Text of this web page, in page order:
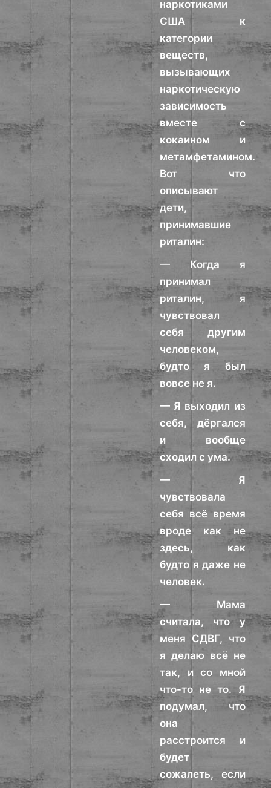
наркотиками
США к
категории
веществ,
вызывающих
наркотическую
зависимость
вместе с
кокаином и
метамфетамином.
Вот что
описывают
дети,
принимавшие
риталин:
— Когда я
принимал
риталин, я
чувствовал
себя другим
человеком,
будто я был
вовсе не я.
— Я выходил из
себя, дёргался
и вообще
сходил с ума.
— Я
чувствовала
себя всё время
вроде как не
здесь, как
будто я даже не
человек.
— Мама
считала, что у
меня СДВГ, что
я делаю всё не
так, и со мной
что-то не то. Я
подумал, что
она
расстроится и
будет
сожалеть, если